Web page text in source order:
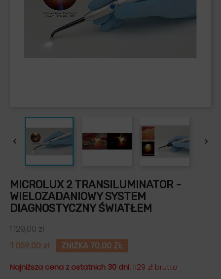
 
MICROLUX 2 TRANSILUMINATOR -
WIELOZADANIOWY SYSTEM
DIAGNOSTYCZNY ŚWIATŁEM
1 129,00 zł
1 059,00 zł ZNIŻKA 70,00 ZŁ
Najniższa cena z ostatnich 30 dni:1129 zł brutto